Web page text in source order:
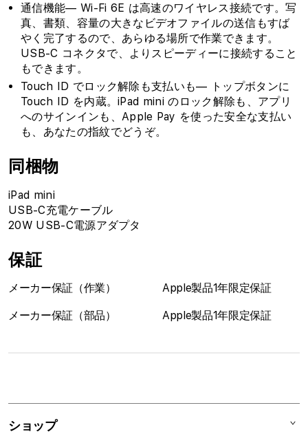
通信機能— Wi-Fi 6E は高速のワイヤレス接続です。写
真、書類、容量の大きなビデオファイルの送信もすば
やく完了するので、あらゆる場所で作業できます。
USB-C コネクタで、よりスピーディーに接続すること
もできます。
Touch ID でロック解除も支払いも— トップボタンに
Touch ID を内蔵。iPad mini のロック解除も、アプリ
へのサインインも、Apple Pay を使った安全な支払い
も、あなたの指紋でどうぞ。
同梱物
iPad mini
USB-C充電ケーブル
20W USB-C電源アダプタ
保証
メーカー保証（作業） Apple製品1年限定保証
メーカー保証（部品） Apple製品1年限定保証
コ
ショップ